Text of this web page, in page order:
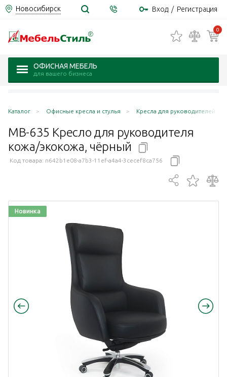
Новосибирск Вход / Регистрация
0
ОФИСНАЯ МЕБЕЛЬ
для вашего бизнеса
Каталог Офисные кресла и стулья Кресла для руководителей
MB-635 Кресло для руководителя
кожа/экокожа, чёрный
Код товара: n642b1e08-a7b3-11ef-a4a4-3cecef8ca756
Новинка